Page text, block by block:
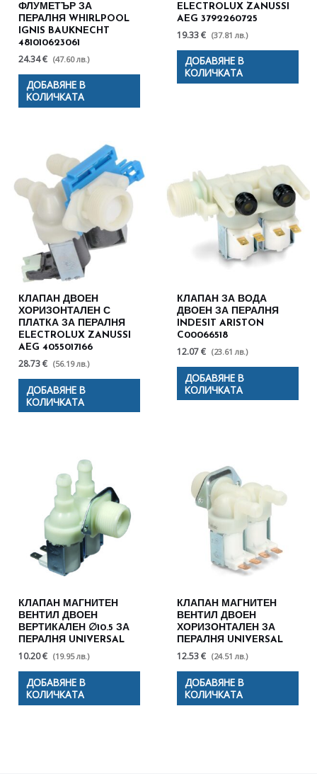
ФЛУМЕТЪР ЗА
ПЕРАЛНЯ WHIRLPOOL
IGNIS BAUKNECHT
481010623061
24.34 € (47.60 лв.)
ДОБАВЯНЕ В
КОЛИЧКАТА
ELECTROLUX ZANUSSI
AEG 3792260725
19.33 € (37.81 лв.)
ДОБАВЯНЕ В
КОЛИЧКАТА
КЛАПАН ДВОЕН
ХОРИЗОНТАЛЕН С
ПЛАТКА ЗА ПЕРАЛНЯ
ELECTROLUX ZANUSSI
AEG 4055017166
28.73 € (56.19 лв.)
ДОБАВЯНЕ В
КОЛИЧКАТА
КЛАПАН ЗА ВОДА
ДВОЕН ЗА ПЕРАЛНЯ
INDESIT ARISTON
C00066518
12.07 € (23.61 лв.)
ДОБАВЯНЕ В
КОЛИЧКАТА
КЛАПАН МАГНИТЕН
ВЕНТИЛ ДВОЕН
ВЕРТИКАЛЕН ∅10.5 ЗА
ПЕРАЛНЯ UNIVERSAL
10.20 € (19.95 лв.)
ДОБАВЯНЕ В
КОЛИЧКАТА
КЛАПАН МАГНИТЕН
ВЕНТИЛ ДВОЕН
ХОРИЗОНТАЛЕН ЗА
ПЕРАЛНЯ UNIVERSAL
12.53 € (24.51 лв.)
ДОБАВЯНЕ В
КОЛИЧКАТА